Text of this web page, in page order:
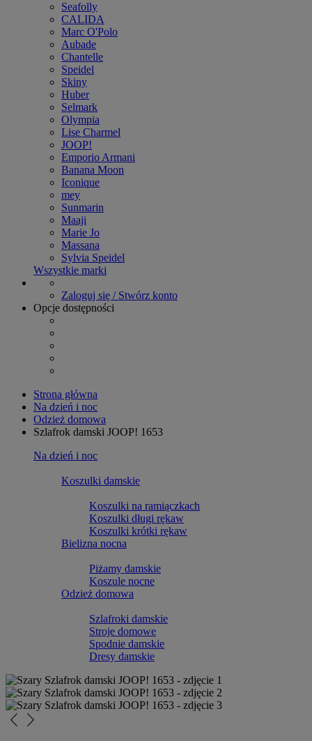
Seafolly
CALIDA
Marc O'Polo
Aubade
Chantelle
Speidel
Skiny
Huber
Selmark
Olympia
Lise Charmel
JOOP!
Emporio Armani
Banana Moon
Iconique
mey
Sunmarin
Maaji
Marie Jo
Massana
Sylvia Speidel
Wszystkie marki
Zaloguj się / Stwórz konto
Opcje dostępności
Strona główna
Na dzień i noc
Odzież domowa
Szlafrok damski JOOP! 1653
Na dzień i noc
Koszulki damskie
Koszulki na ramiączkach
Koszulki długi rękaw
Koszulki krótki rękaw
Bielizna nocna
Piżamy damskie
Koszule nocne
Odzież domowa
Szlafroki damskie
Stroje domowe
Spodnie damskie
Dresy damskie
arrow_back_ios_new arrow_forward_ios